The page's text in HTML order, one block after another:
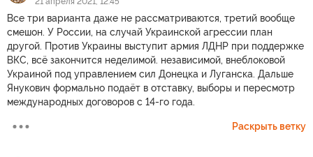
Все три варианта даже не рассматриваются, третий вообще
смешон. У России, на случай Украинской агрессии план
другой. Против Украины выступит армия ЛДНР при поддержке
ВКС, всё закончится неделимой. независимой, внеблоковой
Украиной под управлением сил Донецка и Луганска. Дальше
Янукович формально подаёт в отставку, выборы и пересмотр
международных договоров с 14-го года.
Раскрыть ветку